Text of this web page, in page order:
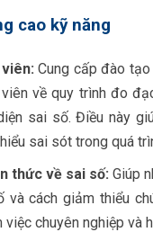
cao kỹ năng
Cung cấp đào
về quy trình đo
sai số. Điều này
sai sót trong quá
thức về sai số: Giúp
và cách giảm thiểu
chuyên nghiệp và